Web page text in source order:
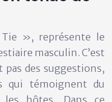
», représente le
masculin. C’est
des suggestions,
qui témoignent du